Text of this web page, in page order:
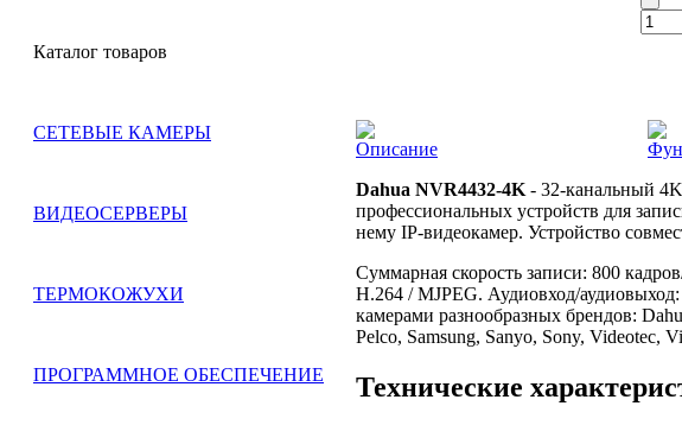
Каталог товаров
СЕТЕВЫЕ КАМЕРЫ
ВИДЕОСЕРВЕРЫ
ТЕРМОКОЖУХИ
ПРОГРАММНОЕ ОБЕСПЕЧЕНИЕ
Описание
Dahua NVR4432-4K - 32-канальный 4K
профессиональных устройств для
нему IP-видеокамер. Устройство
Суммарная скорость записи: 800
H.264 / MJPEG. Аудиовход/
камерами разнообразных брендов:
Pelco, Samsung, Sanyo, Sony, Videotec,
Технические